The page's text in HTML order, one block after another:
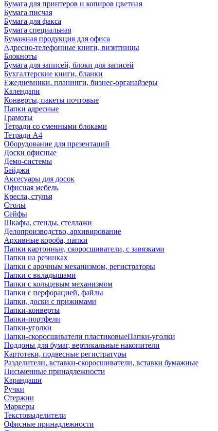
Бумага для принтеров и копиров цветная
Бумага писчая
Бумага для факса
Бумага специальная
Бумажная продукция для офиса
Адресно-телефонные книги, визитницы
Блокноты
Бумага для записей, блоки для записей
Бухгалтерские книги, бланки
Ежедневники, планинги, бизнес-органайзеры
Календари
Конверты, пакеты почтовые
Папки адресные
Грамоты
Тетради со сменными блоками
Тетради А4
Оборудование для презентаций
Доски офисные
Демо-системы
Бейджи
Аксесуары для досок
Офисная мебель
Кресла, стулья
Столы
Сейфы
Шкафы, стенды, стеллажи
Делопроизводство, архивирование
Архивные короба, папки
Папки картонные, скоросшиватели, с завязками
Папки на резинках
Папки с арочным механизмом, регистраторы
Папки с вкладышами
Папки с кольцевым механизмом
Папки с перфорацией, файлы
Папки, доски с прижимами
Папки-конверты
Папки-портфели
Папки-уголки
Папки-скоросшиватели пластиковыеПапки-уголки
Поддоны для бумаг, вертикальные накопители
Картотеки, подвесные регистратуры
Разделители, вставки-скоросшиватели, вставки бумажные
Письменные принадлежности
Карандаши
Ручки
Стержни
Маркеры
Текстовыделители
Офисные принадлежности